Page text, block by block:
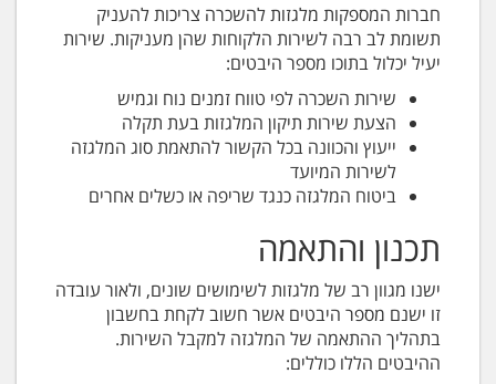
חברות המספקות מלגזות להשכרה צריכות להעניק
תשומת לב רבה לשירות הלקוחות שהן מעניקות. שירות
יעיל יכלול בתוכו מספר היבטים:
שירות השכרה לפי טווח זמנים נוח וגמיש
הצעת שירות תיקון המלגזות בעת תקלה
ייעוץ והכוונה בכל הקשור להתאמת סוג המלגזה
לשירות המיועד
ביטוח המלגזה כנגד שריפה או כשלים אחרים
תכנון והתאמה
ישנו מגוון רב של מלגזות לשימושים שונים, ולאור עובדה
זו ישנם מספר היבטים אשר חשוב לקחת בחשבון
בתהליך ההתאמה של המלגזה למקבל השירות.
ההיבטים הללו כוללים: